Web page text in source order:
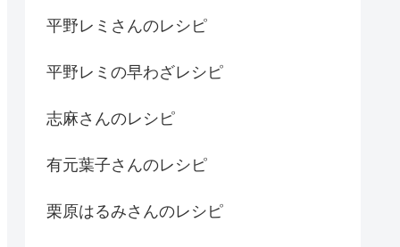
平野レミさんのレシピ
平野レミの早わざレシピ
志麻さんのレシピ
有元葉子さんのレシピ
栗原はるみさんのレシピ